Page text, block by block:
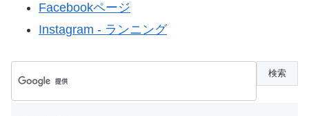
Facebookページ
Instagram - ランニング